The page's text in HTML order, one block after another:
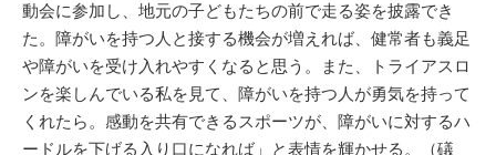
動会に参加し、地元の子どもたちの前で走る姿を披露でき
た。障がいを持つ人と接する機会が増えれば、健常者も義足
や障がいを受け入れやすくなると思う。また、トライアスロ
ンを楽しんでいる私を見て、障がいを持つ人が勇気を持って
くれたら。感動を共有できるスポーツが、障がいに対するハ
ードルを下げる入り口になれば」と表情を輝かせる。（礒